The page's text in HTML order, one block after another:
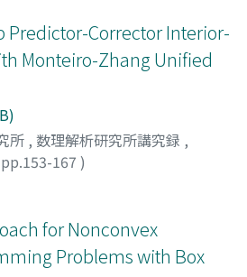
Predictor-Corrector Interior-
Monteiro-Zhang Unified
所 , 数理解析研究所講究録 ,
pp.153-167 )
for Nonconvex
Problems with Box